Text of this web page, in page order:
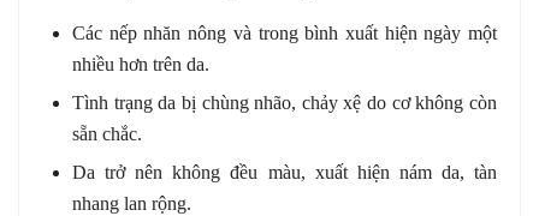
Các nếp nhăn nông và trong bình xuất hiện ngày một
nhiều hơn trên da.
Tình trạng da bị chùng nhão, chảy xệ do cơ không còn
sẵn chắc.
Da trở nên không đều màu, xuất hiện nám da, tàn
nhang lan rộng.